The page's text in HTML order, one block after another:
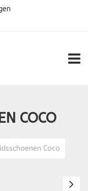
COCO
Coco